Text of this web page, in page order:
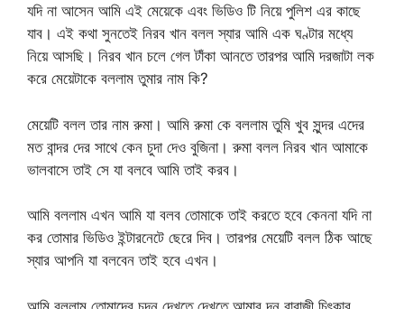
যদি না আসেন আমি এই মেয়েকে এবং ভিডিও টি নিয়ে পুলিশ এর কাছে
যাব। এই কথা সুনতেই নিরব খান বলল স্যার আমি এক ঘণ্টার মধ্যে
নিয়ে আসছি। নিরব খান চলে গেল টাঁকা আনতে তারপর আমি দরজাটা লক
করে মেয়েটাকে বললাম তুমার নাম কি?
মেয়েটি বলল তার নাম রুমা। আমি রুমা কে বললাম তুমি খুব সুন্দর এদের
মত বান্দর দের সাথে কেন চুদা দেও বুজিনা। রুমা বলল নিরব খান আমাকে
ভালবাসে তাই সে যা বলবে আমি তাই করব।
আমি বললাম এখন আমি যা বলব তোমাকে তাই করতে হবে কেননা যদি না
কর তোমার ভিডিও ইন্টারনেটে ছেরে দিব। তারপর মেয়েটি বলল ঠিক আছে
স্যার আপনি যা বলবেন তাই হবে এখন।